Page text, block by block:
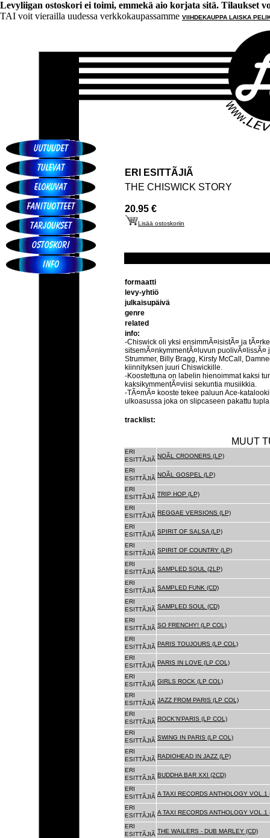
Levyliigan ostoskori ei toimi, emmekä aio korjata sitä. Tilaukset
TAI voit vierailla uudessa verkkokaupassamme VIIHDEKAUPPA LAISKA
ERI ESITTÃJIÃ
THE CHISWICK STORY
20.95 €
Lisää ostoskoriin
formaatti
levy-yhtiö
julkaisupäivä
genre
related
info:
-Chiswick oli yksi ensimmÃ¤isistÃ¤ ja
sitsemÃ¤nkymmentÃ¤luvun
Strummer, Billy Bragg, Kirsty McCall,
kiinnityksen juuri Chiswickille.
-Koostettuna on labelin hienoimmat kaksi
kaksikymmentÃ¤viisi sekuntia musiikkia.
-TÃ¤mÃ¤ kooste tekee paluun Ace-
ulkoasussa joka on slipcaseen pakattu
tracklist:
MUUT
ERI
ESITTÃJIÃ
NOÃL CROONERS (LP)
ERI
ESITTÃJIÃ
NOÃL GOSPEL (LP)
ERI
ESITTÃJIÃ TRIP HOP (LP)
ERI
ESITTÃJIÃ REGGAE VERSIONS (LP)
ERI
ESITTÃJIÃ SPIRIT OF SALSA (LP)
ERI
ESITTÃJIÃ SPIRIT OF COUNTRY (LP)
ERI
ESITTÃJIÃ SAMPLED SOUL (2LP)
ERI
ESITTÃJIÃ SAMPLED FUNK (CD)
ERI
ESITTÃJIÃ SAMPLED SOUL (CD)
ERI
ESITTÃJIÃ SO FRENCHY! (LP COL)
ERI
ESITTÃJIÃ PARIS TOUJOURS (LP COL)
ERI
ESITTÃJIÃ PARIS IN LOVE (LP COL)
ERI
ESITTÃJIÃ GIRLS ROCK (LP COL)
ERI
ESITTÃJIÃ JAZZ FROM PARIS (LP COL)
ERI
ESITTÃJIÃ ROCK'N'PARIS (LP COL)
ERI
ESITTÃJIÃ SWING IN PARIS (LP COL)
ERI
ESITTÃJIÃ RADIOHEAD IN JAZZ (LP)
ERI
ESITTÃJIÃ BUDDHA BAR XXI (2CD)
ERI
ESITTÃJIÃ A TAXI RECORDS ANTHOLOGY VOL.1
ERI
ESITTÃJIÃ A TAXI RECORDS ANTHOLOGY VOL.1
ERI
ESITTÃJIÃ THE WAILERS - DUB MARLEY (CD)